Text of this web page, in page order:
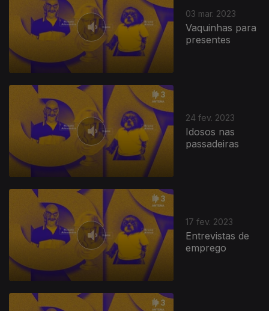
03 mar. 2023
Vaquinhas para
presentes
24 fev. 2023
Idosos nas
passadeiras
17 fev. 2023
Entrevistas de
emprego